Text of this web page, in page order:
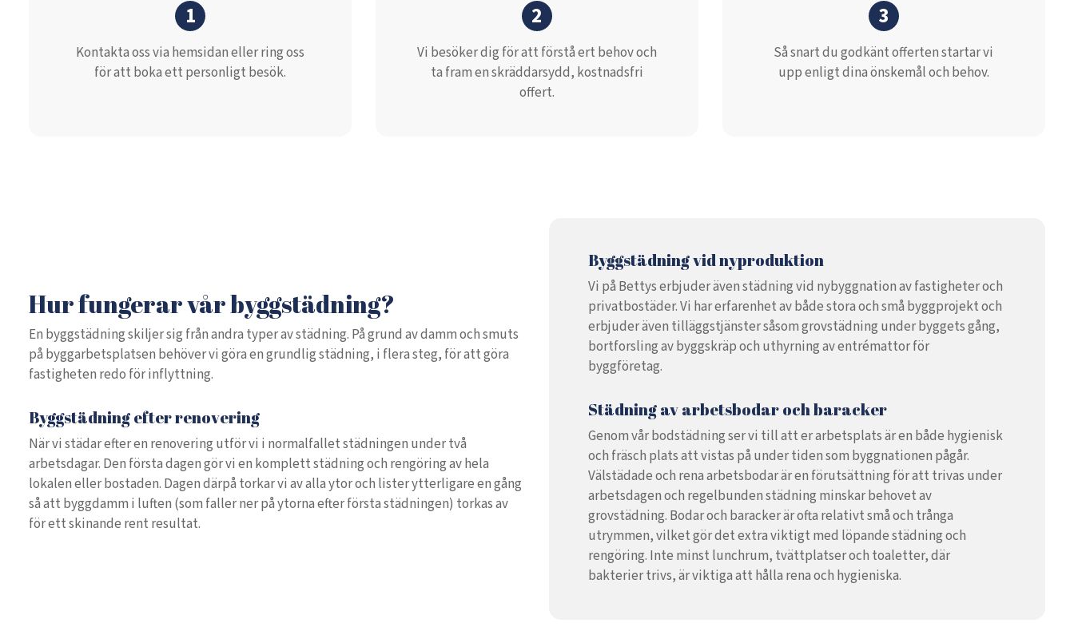
1
Kontakta oss via hemsidan eller ring oss
för att boka ett personligt besök.
2
Vi besöker dig för att förstå ert behov och
ta fram en skräddarsydd, kostnadsfri
offert.
3
Så snart du godkänt offerten startar vi
upp enligt dina önskemål och behov.
Hur fungerar vår byggstädning?
En byggstädning skiljer sig från andra typer av städning. På grund av damm och smuts
på byggarbetsplatsen behöver vi göra en grundlig städning, i flera steg, för att göra
fastigheten redo för inflyttning.
Byggstädning efter renovering
När vi städar efter en renovering utför vi i normalfallet städningen under två
arbetsdagar. Den första dagen gör vi en komplett städning och rengöring av hela
lokalen eller bostaden. Dagen därpå torkar vi av alla ytor och lister ytterligare en gång
så att byggdamm i luften (som faller ner på ytorna efter första städningen) torkas av
för ett skinande rent resultat.
Byggstädning vid nyproduktion
Vi på Bettys erbjuder även städning vid nybyggnation av fastigheter och
privatbostäder. Vi har erfarenhet av både stora och små byggprojekt och
erbjuder även tilläggstjänster såsom grovstädning under byggets gång,
bortforsling av byggskräp och uthyrning av entrémattor för
byggföretag.
Städning av arbetsbodar och baracker
Genom vår bodstädning ser vi till att er arbetsplats är en både hygienisk
och fräsch plats att vistas på under tiden som byggnationen pågår.
Välstädade och rena arbetsbodar är en förutsättning för att trivas under
arbetsdagen och regelbunden städning minskar behovet av
grovstädning. Bodar och baracker är ofta relativt små och trånga
utrymmen, vilket gör det extra viktigt med löpande städning och
rengöring. Inte minst lunchrum, tvättplatser och toaletter, där
bakterier trivs, är viktiga att hålla rena och hygieniska.